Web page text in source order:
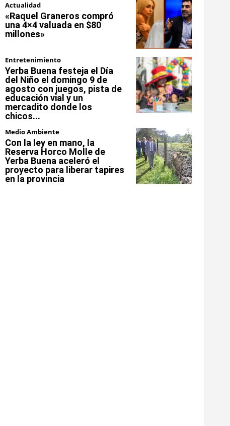
Actualidad
«Raquel Graneros compró
una 4×4 valuada en $80
millones»
Entretenimiento
Yerba Buena festeja el Día
del Niño el domingo 9 de
agosto con juegos, pista de
educación vial y un
mercadito donde los
chicos...
Medio Ambiente
Con la ley en mano, la
Reserva Horco Molle de
Yerba Buena aceleró el
proyecto para liberar tapires
en la provincia